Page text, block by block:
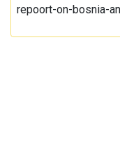
repoort-on-bosnia-